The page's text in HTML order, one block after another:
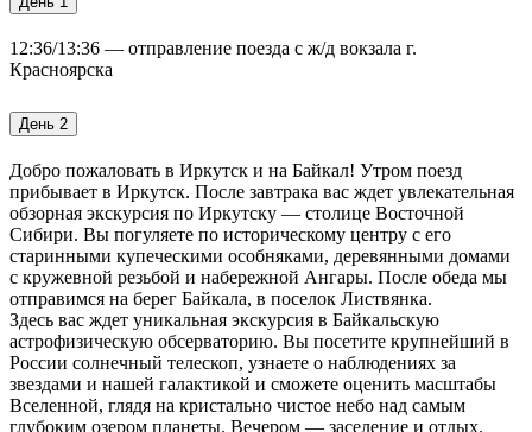
12:36/13:36 — отправление поезда с ж/д вокзала г.
Красноярска
День 2
Добро пожаловать в Иркутск и на Байкал! Утром поезд
прибывает в Иркутск. После завтрака вас ждет увлекательная
обзорная экскурсия по Иркутску — столице Восточной
Сибири. Вы погуляете по историческому центру с его
старинными купеческими особняками, деревянными домами
с кружевной резьбой и набережной Ангары. После обеда мы
отправимся на берег Байкала, в поселок Листвянка.
Здесь вас ждет уникальная экскурсия в Байкальскую
астрофизическую обсерваторию. Вы посетите крупнейший в
России солнечный телескоп, узнаете о наблюдениях за
звездами и нашей галактикой и сможете оценить масштабы
Вселенной, глядя на кристально чистое небо над самым
глубоким озером планеты. Вечером — заселение и отдых.